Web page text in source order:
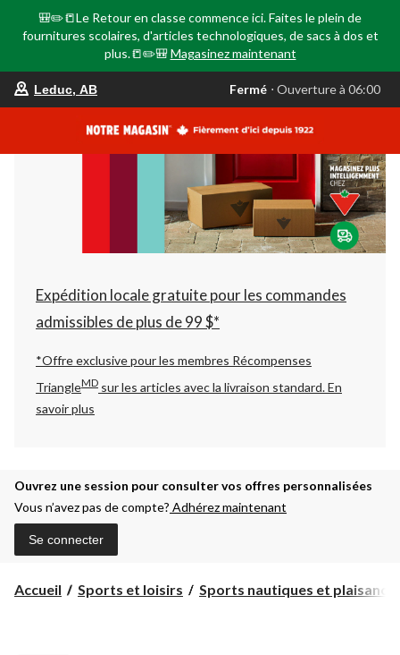
🎒✏️📒Le Retour en classe commence ici. Faites le plein de
fournitures scolaires, d'articles technologiques, de sacs à dos et
plus.📒✏️🎒 Magasinez maintenant
votre
est
AB,
Fermé,
Ouverture
à
06:00
changer
Leduc, AB Fermé ⋅ Ouverture à 06:00
Expédition locale gratuite pour les commandes
admissibles de plus de 99 $*
*Offre exclusive pour les membres Récompenses
TriangleMD sur les articles avec la livraison standard.En
savoir plus
Ouvrez une session pour consulter vos offres personnalisées
Vous n’avez pas de compte? Adhérez maintenant
Se connecter
Accueil Sports et loisirs Sports nautiques et plaisanc...